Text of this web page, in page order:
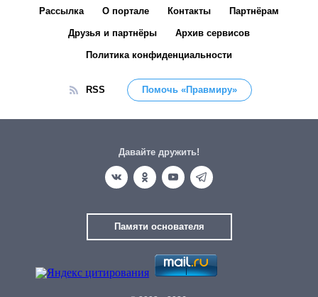
Рассылка О портале Контакты Партнёрам
Друзья и партнёры Архив сервисов
Политика конфиденциальности
RSS Помочь «Правмиру»
Давайте дружить!
Памяти основателя